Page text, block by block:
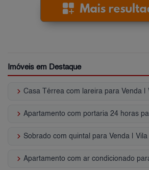
Imóveis em Destaque
keyboard_arrow_right Casa Térrea com lareira para Venda |
keyboard_arrow_right
keyboard_arrow_right Sobrado com quintal para Venda |
keyboard_arrow_right